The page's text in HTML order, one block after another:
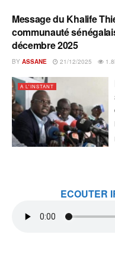
A L'INSTANT
Message du Khalife
communauté
décembre 2025
BY ASSANE 21/12/2025
A L'INSTANT
ECOUTER